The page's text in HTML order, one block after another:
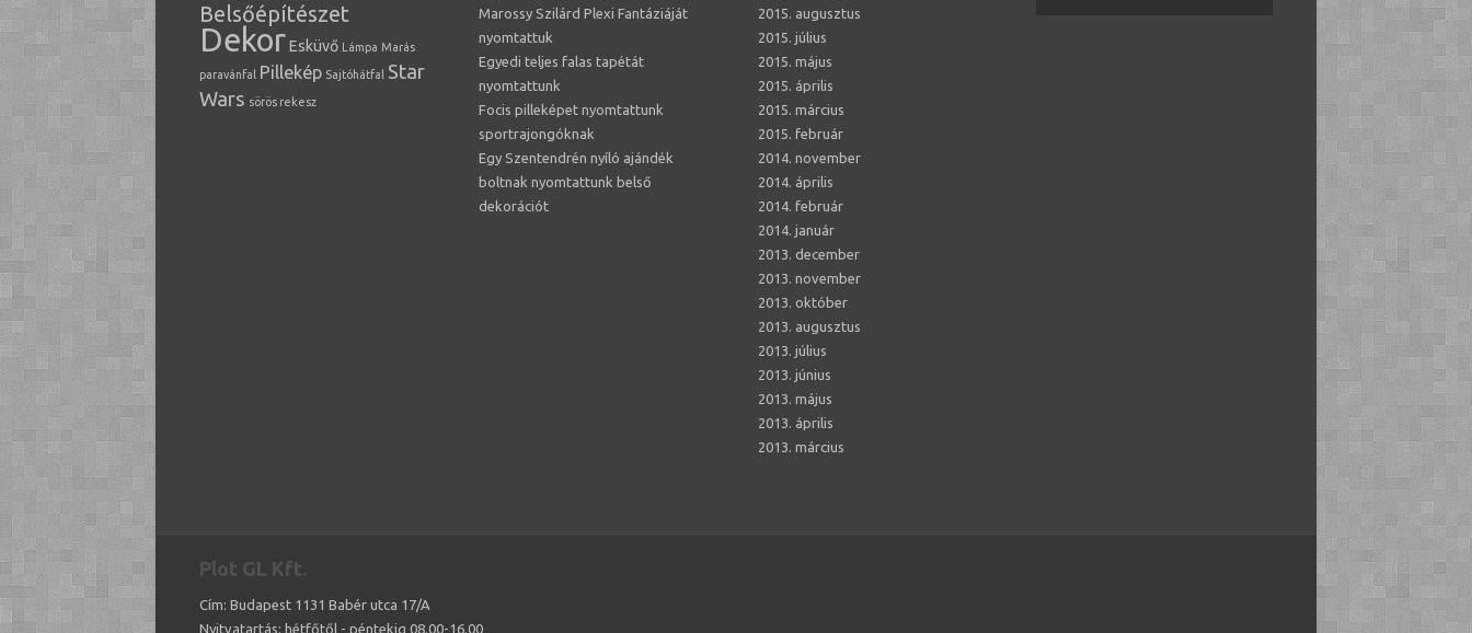
Belsőépítészet
DekorEsküvő Lámpa Marás
paravánfal Pillekép Sajtóhátfal Star
Wars sörös rekesz
Marossy Szilárd Plexi Fantáziáját
nyomtattuk
Egyedi teljes falas tapétát
nyomtattunk
Focis pilleképet nyomtattunk
sportrajongóknak
Egy Szentendrén nyíló ajándék
boltnak nyomtattunk belső
dekorációt
2015. augusztus
2015. július
2015. május
2015. április
2015. március
2015. február
2014. november
2014. április
2014. február
2014. január
2013. december
2013. november
2013. október
2013. augusztus
2013. július
2013. június
2013. május
2013. április
2013. március
Plot GL Kft.
Cím: Budapest 1131 Babér utca 17/A
Nyitvatartás: hétfőtől - péntekig 08.00-16.00